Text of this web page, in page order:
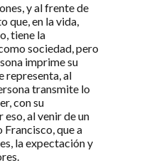
y al frente de
que, en la vida,
tiene la
sociedad, pero
imprime su
representa, al
transmite lo
con su
al venir de un
que a
la expectación y